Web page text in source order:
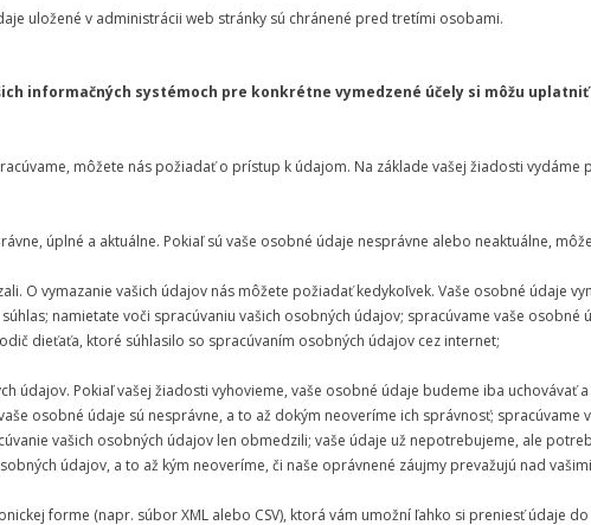
uložené v administrácii web stránky sú chránené pred tretími osobami.
informačných systémoch pre konkrétne vymedzené účely si môžu
môžete nás požiadať o prístup k údajom. Na základe vašej žiadosti
úplné a aktuálne. Pokiaľ sú vaše osobné údaje nesprávne alebo neaktuálne,
O vymazanie vašich údajov nás môžete požiadať kedykoľvek. Vaše osobné údaje
namietate voči spracúvaniu vašich osobných údajov; spracúvame vaše osobné
dieťaťa, ktoré súhlasilo so spracúvaním osobných údajov cez internet;
údajov. Pokiaľ vašej žiadosti vyhovieme, vaše osobné údaje budeme iba uchovávať
osobné údaje sú nesprávne, a to až dokým neoveríme ich správnosť; spracúvame
vašich osobných údajov len obmedzili; vaše údaje už nepotrebujeme, ale
údajov, a to až kým neoveríme, či naše oprávnené záujmy prevažujú nad
forme (napr. súbor XML alebo CSV), ktorá vám umožní ľahko si preniesť údaje